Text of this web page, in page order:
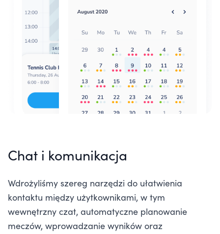
Chat i komunikacja
Wdrożyliśmy szereg narzędzi do ułatwienia
kontaktu między użytkownikami, w tym
wewnętrzny czat, automatyczne planowanie
meczów, wprowadzanie wyników oraz